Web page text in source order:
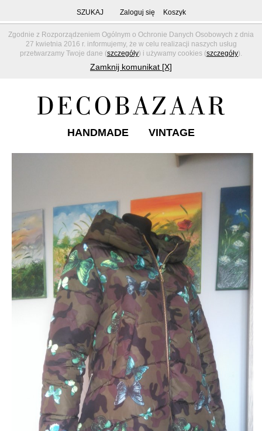
Zgodnie z Rozporządzeniem Ogólnym o Ochronie Danych Osobowych z dnia
27 kwietnia 2016 r. informujemy, że w celu realizacji naszych usług
przetwarzamy Twoje dane (szczegóły) i używamy cookies (szczegóły).
Zamknij komunikat [X]
SZUKAJ Zaloguj się Koszyk
HANDMADE VINTAGE